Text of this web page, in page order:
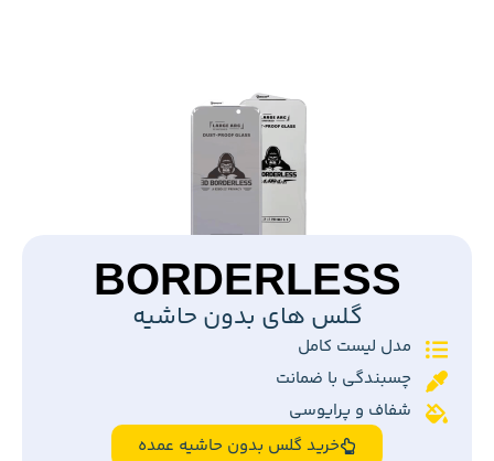
BORDERLESS
گلس های بدون حاشیه
مدل لیست کامل
چسبندگی با ضمانت
شفاف و پرایوسی
خرید گلس بدون حاشیه عمده